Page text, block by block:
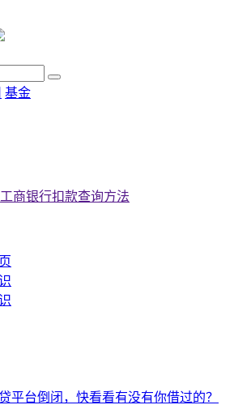
基金
工商银行扣款查询方法
平台倒闭，快看看有没有你借过的？